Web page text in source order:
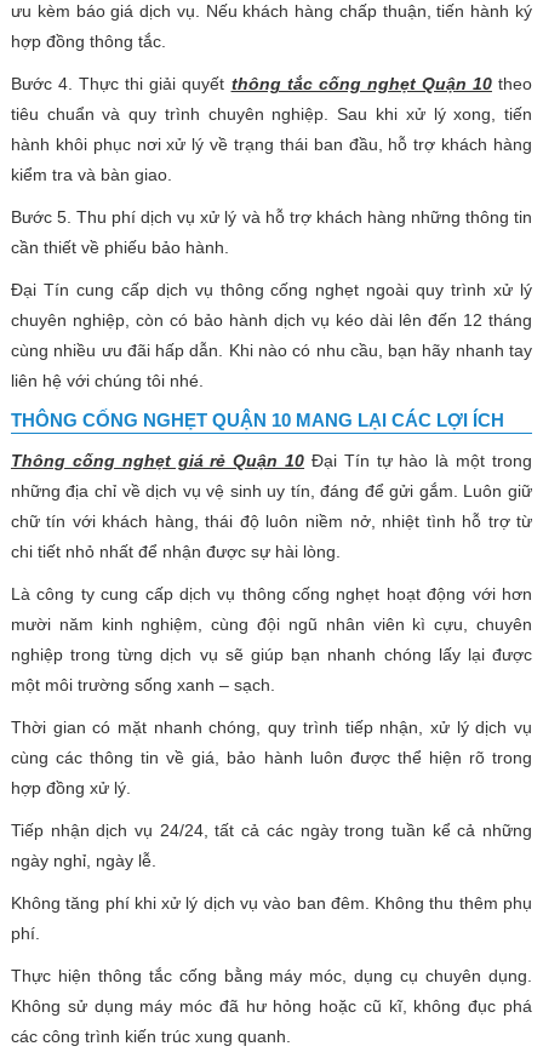
ưu kèm báo giá dịch vụ. Nếu khách hàng chấp thuận, tiến hành ký
hợp đồng thông tắc.
Bước 4. Thực thi giải quyết thông tắc cống nghẹt Quận 10theo
tiêu chuẩn và quy trình chuyên nghiệp. Sau khi xử lý xong, tiến
hành khôi phục nơi xử lý về trạng thái ban đầu, hỗ trợ khách hàng
kiểm tra và bàn giao.
Bước 5. Thu phí dịch vụ xử lý và hỗ trợ khách hàng những thông tin
cần thiết về phiếu bảo hành.
Đại Tín cung cấp dịch vụ thông cống nghẹt ngoài quy trình xử lý
chuyên nghiệp, còn có bảo hành dịch vụ kéo dài lên đến 12 tháng
cùng nhiều ưu đãi hấp dẫn. Khi nào có nhu cầu, bạn hãy nhanh tay
liên hệ với chúng tôi nhé.
THÔNG CỐNG NGHẸT QUẬN 10 MANG LẠI CÁC LỢI ÍCH
Thông cống nghẹt giá rẻ Quận 10 Đại Tín tự hào là một trong
những địa chỉ về dịch vụ vệ sinh uy tín, đáng để gửi gắm. Luôn giữ
chữ tín với khách hàng, thái độ luôn niềm nở, nhiệt tình hỗ trợ từ
chi tiết nhỏ nhất để nhận được sự hài lòng.
Là công ty cung cấp dịch vụ thông cống nghẹt hoạt động với hơn
mười năm kinh nghiệm, cùng đội ngũ nhân viên kì cựu, chuyên
nghiệp trong từng dịch vụ sẽ giúp bạn nhanh chóng lấy lại được
một môi trường sống xanh – sạch.
Thời gian có mặt nhanh chóng, quy trình tiếp nhận, xử lý dịch vụ
cùng các thông tin về giá, bảo hành luôn được thể hiện rõ trong
hợp đồng xử lý.
Tiếp nhận dịch vụ 24/24, tất cả các ngày trong tuần kể cả những
ngày nghỉ, ngày lễ.
Không tăng phí khi xử lý dịch vụ vào ban đêm. Không thu thêm phụ
phí.
Thực hiện thông tắc cống bằng máy móc, dụng cụ chuyên dụng.
Không sử dụng máy móc đã hư hỏng hoặc cũ kĩ, không đục phá
các công trình kiến trúc xung quanh.